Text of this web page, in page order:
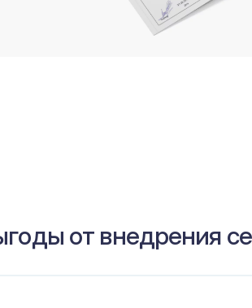
от внедрения